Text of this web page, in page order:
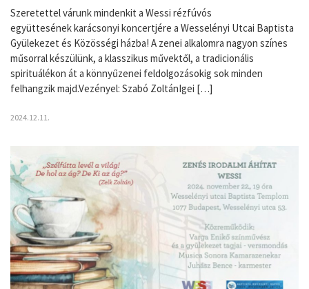
Szeretettel várunk mindenkit a Wessi rézfúvós
együttesének karácsonyi koncertjére a Wesselényi Utcai Baptista
Gyülekezet és Közösségi házba! A zenei alkalomra nagyon színes
műsorral készülünk, a klasszikus művektől, a tradicionális
spirituálékon át a könnyűzenei feldolgozásokig sok minden
felhangzik majd.Vezényel: Szabó ZoltánIgei […]
2024.12.11.